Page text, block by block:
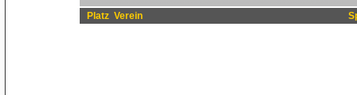
Platz Verein